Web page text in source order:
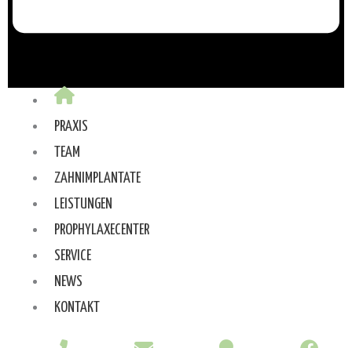
PRAXIS
TEAM
ZAHNIMPLANTATE
LEISTUNGEN
PROPHYLAXECENTER
SERVICE
NEWS
KONTAKT